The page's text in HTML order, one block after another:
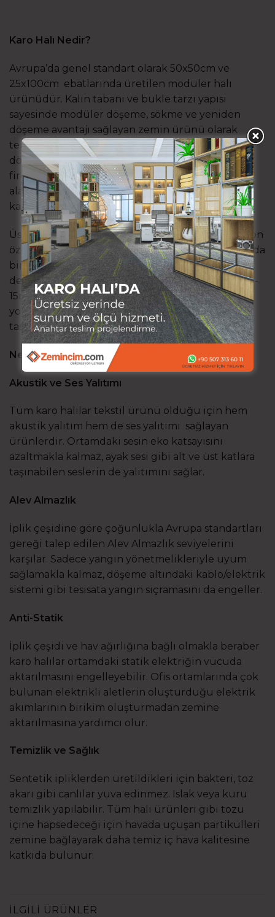
Karo Halı Nedir?
Avrupa’da genel standart olarak 50x50cm ve
25x100cm ebatlarında üretilen modüler halı
ürünüdür. Kalın tabanı ve bukle tarzı yapısı
sayesinde modüler döşeme, sökme ve yeniden
döşeme avantajı sağlayan zemin ürünü olarak
tercih edilir. Hafif, kolay taşınabilir ve hızlı
döşenebilir olmasının yanı sıra ebatları sayesinde
fire olarak da avantaj sağlar. Sıcak ve sessiz ofis
alanları için vazgeçilmez bir ürün olarak kendini
kanıtlamıştır.
Üst kısmı hav(iplik) alt kısmı sabitleyici ve izolasyon
özellikli bir tabandan oluşur. Yere balçık kıvamında
bir tutkalla sabitlendiği için, tamirat ve parça
değiştirme imkanı sağlar. Karo halılar genellikle 5-
15mm arasında kalınlıklar olarak üretilir. Tamamı
yoğun trafiğe uygun kullanım için
tasarlanmışlardır.
Neden Karo Halı Tercih Etmeliyim?
Akustik ve Ses Yalıtımı
Tüm karo halılar tekstil ürünü olduğu için hem
akustik yalıtım hem de ses yalıtımı sağlayan
ürünlerdir. Ortamdaki sesin eko katsayısını
azaltmakla kalmaz, ayak sesi gibi alt ve üst katlara
taşınabilen seslerin de yalıtımını sağlar.
Alev Almazlık
İplik çeşidine göre çoğunlukla Avrupa standartları
gereği talep edilen Alev Almazlık seviyelerini
karşılar. Sadece yangın yönetmelikleriyle uyum
sağlamakla kalmaz, döşeme altındaki kablo/elektrik
sistemi gibi tesisata yangın sıçramasını da engeller.
Anti-Statik
İplik çeşidi ve hav ağırlığına bağlı olmakla beraber
karo halılar ortamdaki statik elektriğin vücuda
aktarılmasını engelleyebilir. Ofis ortamlarında çok
bulunan elektrikli aletlerin oluşturduğu elektrik
akımlarının birikim oluşturmadan zemine
aktarılmasına yardımcı olur.
Temizlik ve Sağlık
Sentetik ipliklerden üretildikleri için bakteri, toz
akarı gibi canlılar yuva edinmez. Islak veya kuru
temizlik yapılabilir. Tüm halı ürünleri gibi tozu
içine hapsedeceği için havada uçuşan partikülleri
zemine bağlayarak daha temiz iç hava kalitesine
katkıda bulunur.
İLGILI ÜRÜNLER